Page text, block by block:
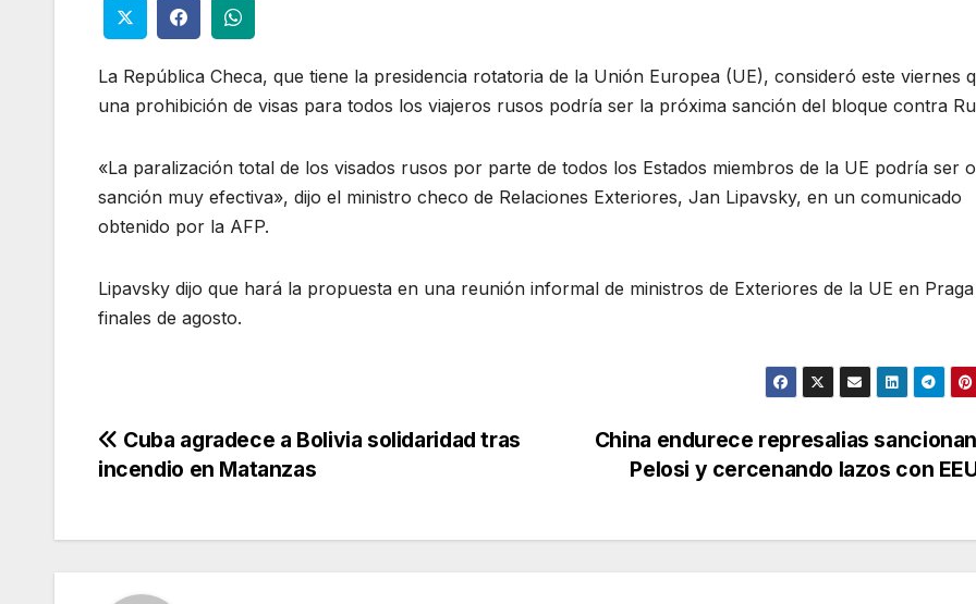
La República Checa, que tiene la presidencia rotatoria de la Unión Europea (UE), consideró este viernes
una prohibición de visas para todos los viajeros rusos podría ser la próxima sanción del bloque contra
«La paralización total de los visados rusos por parte de todos los Estados miembros de la UE podría ser
sanción muy efectiva», dijo el ministro checo de Relaciones Exteriores, Jan Lipavsky, en un comunicado
obtenido por la AFP.
Lipavsky dijo que hará la propuesta en una reunión informal de ministros de Exteriores de la UE en
finales de agosto.
Navegación
entradas
China endurece represalias
Pelosi y cercenando lazos con
Cuba agradece a Bolivia solidaridad tras
incendio en Matanzas